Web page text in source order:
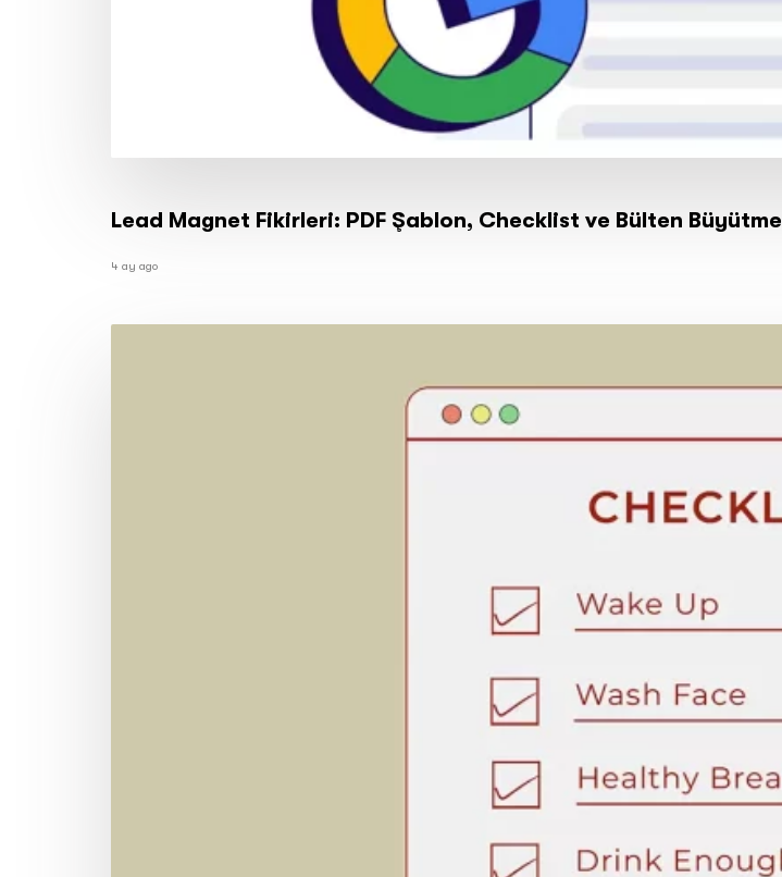
Lead Magnet Fikirleri: PDF Şablon, Checklist ve Bülten Büyütme
4 ay ago